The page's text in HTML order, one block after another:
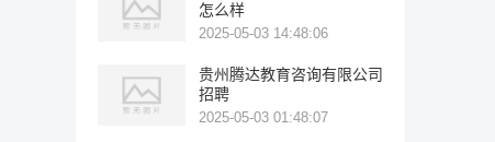
怎么样
2025-05-03 14:48:06
贵州腾达教育咨询有限公司
招聘
2025-05-03 01:48:07